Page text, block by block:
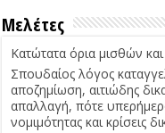
Μελέτες
Κατώτατα όρια μισθών
Σπουδαίος λόγος
αποζημίωση, αιτιώδης
απαλλαγή, πότε
νομιμότητας και κρίσεις